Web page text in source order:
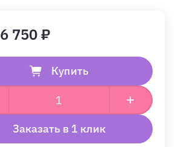
6 750 ₽
Купить
Заказать в 1 клик